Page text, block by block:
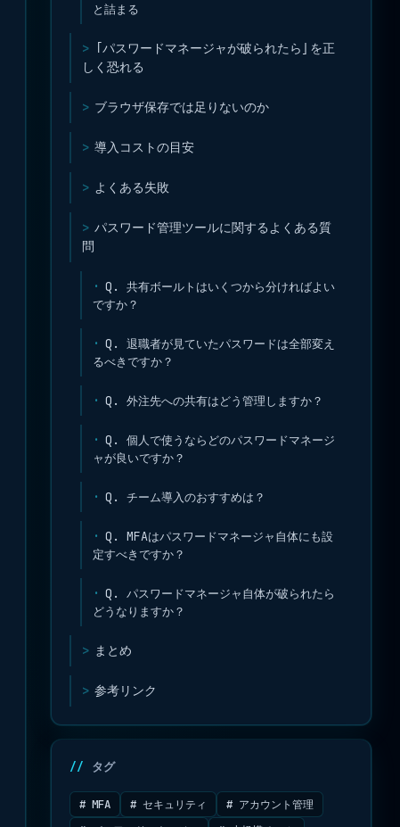
と詰まる
「パスワードマネージャが破られたら」を正
しく恐れる
ブラウザ保存では足りないのか
導入コストの目安
よくある失敗
パスワード管理ツールに関するよくある質
問
Q. 共有ボールトはいくつから分ければよい
ですか？
Q. 退職者が見ていたパスワードは全部変え
るべきですか？
Q. 外注先への共有はどう管理しますか？
Q. 個人で使うならどのパスワードマネージ
ャが良いですか？
Q. チーム導入のおすすめは？
Q. MFAはパスワードマネージャ自体にも設
定すべきですか？
Q. パスワードマネージャ自体が破られたら
どうなりますか？
まとめ
参考リンク
タグ
# MFA # セキュリティ
# アカウント管理